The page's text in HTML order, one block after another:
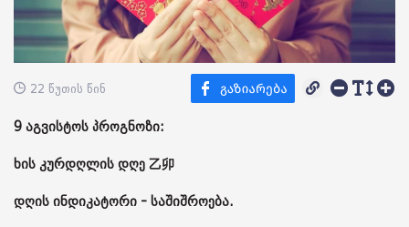
22 წუთის წინ
9 აგვისტოს პროგნოზი:
ხის კურდღლის დღე 乙卯
დღის ინდიკატორი - საშიშროება.